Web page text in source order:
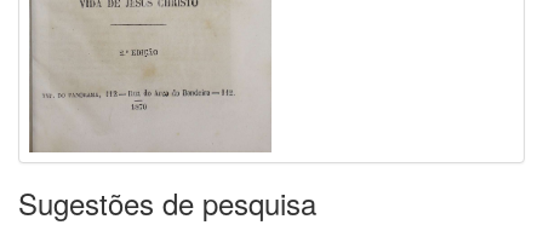
Sugestões de pesquisa